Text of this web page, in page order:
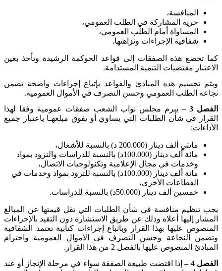
المنافسة،
حرية المشاركة في الطلب العمومي،
المساواة أمام الطلب العمومي،
شفافية الإجراءات ونزاهتها.
كما تخضع هذه الصفقات إلى قواعد الحوكمة الرشيدة وتأخذ بعين
الاعتبار مقتضيات التنمية المستدامة.
ويتم تجسيم هذه المبادئ والقواعد بإتباع إجراءات واضحة تضمن
نجاعة الطلب العمومي وحسن التصرف في الأموال العمومية.
الفصل 3 –
يبرم مجلس نواب الشعب صفقات عمومية وفقا لهذا
القرار في شأن الطلبات التي يساوي أو يفوق مبلغهـا باعتبار جميع
الأداءات:
مائتي ألف دينار (200.000 د) بالنسبة للأشغال،
مائة ألف دينار (100.000د) بالنسبة للدراسات والتزود بمواد
وخدمات في مجال الإعلامية وتكنولوجيات الاتصال،
مائة ألف دينار (100.000د) بالنسبة للتزود بمواد وخدمات في
القطاعات الأخرى،
خمسين ألف دينار (50.000د) بالنسبة للدراسات
.
يجب تنظيم منافسة في شأن الطلبات التي تقل قيمتها عن المبالغ
المشار إليها أعلاه وذلك عن طريق الاستشارة دون التقيد بالإجراءات
المنصوص عليها بهذا القرار وباتباع إجراءات كتابية تعتمد الشفافية
وتضمن النجاعة وحسن التصرف في الأموال العمومية واحترام
المبادئ المنصوص عليها بالفصل 2 من هذا القرار
.
الفصل 4 –
إذا اقتضت طبيعة الصفقة سواء في مرحلة الإنجاز أو عند